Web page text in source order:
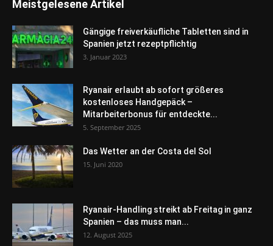
Meistgelesene Artikel
Gängige freiverkäufliche Tabletten sind in
Spanien jetzt rezeptpflichtig
3. Januar 2023
Ryanair erlaubt ab sofort größeres
kostenloses Handgepäck –
Mitarbeiterbonus für entdeckte...
5. September 2025
Das Wetter an der Costa del Sol
15. Juni 2020
Ryanair-Handling streikt ab Freitag in ganz
Spanien – das muss man...
12. August 2025